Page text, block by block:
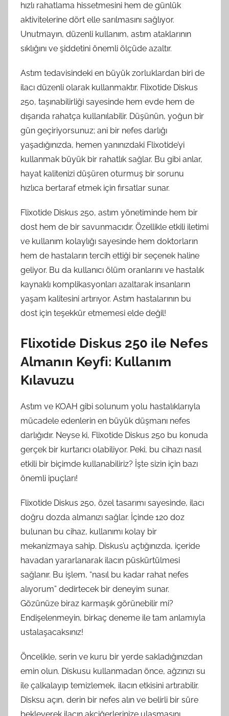
hızlı rahatlama hissetmesini hem de günlük
aktivitelerine dört elle sarılmasını sağlıyor.
Unutmayın, düzenli kullanım, astım ataklarının
sıklığını ve şiddetini önemli ölçüde azaltır.
Astım tedavisindeki en büyük zorluklardan biri de
ilacı düzenli olarak kullanmaktır. Flixotide Diskus
250, taşınabilirliği sayesinde hem evde hem de
dışarıda rahatça kullanılabilir. Düşünün, yoğun bir
gün geçiriyorsunuz; ani bir nefes darlığı
yaşadığınızda, hemen yanınızdaki Flixotide’yi
kullanmak büyük bir rahatlık sağlar. Bu gibi anlar,
hayat kalitenizi düşüren oturmuş bir sorunu
hızlıca bertaraf etmek için fırsatlar sunar.
Flixotide Diskus 250, astım yönetiminde hem bir
dost hem de bir savunmacıdır. Özellikle etkili iletimi
ve kullanım kolaylığı sayesinde hem doktorların
hem de hastaların tercih ettiği bir seçenek haline
geliyor. Bu da kullanıcı ölüm oranlarını ve hastalık
kaynaklı komplikasyonları azaltarak insanların
yaşam kalitesini artırıyor. Astım hastalarının bu
dost için teşekkür etmemesi elde değil!
Flixotide Diskus 250 ile Nefes
Almanın Keyfi: Kullanım
Kılavuzu
Astım ve KOAH gibi solunum yolu hastalıklarıyla
mücadele edenlerin en büyük düşmanı nefes
darlığıdır. Neyse ki, Flixotide Diskus 250 bu konuda
gerçek bir kurtarıcı olabiliyor. Peki, bu cihazı nasıl
etkili bir biçimde kullanabiliriz? İşte sizin için bazı
önemli ipuçları!
Flixotide Diskus 250, özel tasarımı sayesinde, ilacı
doğru dozda almanızı sağlar. İçinde 120 doz
bulunan bu cihaz, kullanımı kolay bir
mekanizmaya sahip. Diskus’u açtığınızda, içeride
havadan yararlanarak ilacın püskürtülmesi
sağlanır. Bu işlem, “nasıl bu kadar rahat nefes
alıyorum” dedirtecek bir deneyim sunar.
Gözünüze biraz karmaşık görünebilir mi?
Endişelenmeyin, birkaç deneme ile tam anlamıyla
ustalaşacaksınız!
Öncelikle, serin ve kuru bir yerde sakladığınızdan
emin olun. Diskusu kullanmadan önce, ağzınızı su
ile çalkalayıp temizlemek, ilacın etkisini artırabilir.
Disksu açın, derin bir nefes alın ve belirli bir süre
bekleyerek ilacın akciğerlerinize ulaşmasını